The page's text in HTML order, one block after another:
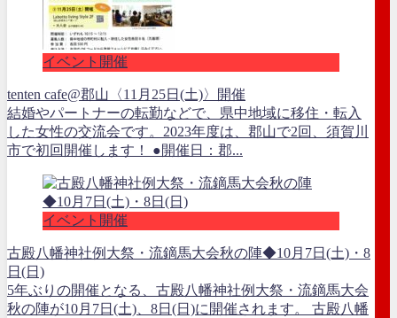
イベント開催
tenten cafe@郡山〈11月25日(土)〉開催
結婚やパートナーの転勤などで、県中地域に移住・転入
した女性の交流会です。2023年度は、郡山で2回、須賀川
市で初回開催します！ ●開催日：郡...
イベント開催
古殿八幡神社例大祭・流鏑馬大会秋の陣◆10月7日(土)・8
日(日)
5年ぶりの開催となる、古殿八幡神社例大祭・流鏑馬大会
秋の陣が10月7日(土)、8日(日)に開催されます。 古殿八幡